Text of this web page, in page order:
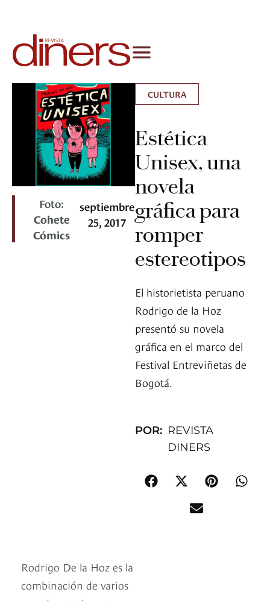
Foto:
Cohete
Cómics
septiembre
25, 2017
CULTURA
Estética
Unisex, una
novela
gráfica para
romper
estereotipos
El historietista peruano
Rodrigo de la Hoz
presentó su novela
gráfica en el marco del
Festival Entreviñetas de
Bogotá.
POR: REVISTA
DINERS
Rodrigo De la Hoz es la
combinación de varios